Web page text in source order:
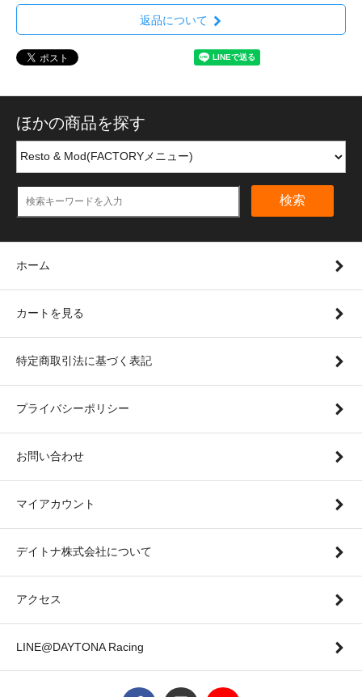
返品について
ほかの商品を探す
検索
ホーム
カートを見る
特定商取引法に基づく表記
プライバシーポリシー
お問い合わせ
マイアカウント
デイトナ株式会社について
アクセス
LINE@DAYTONA Racing